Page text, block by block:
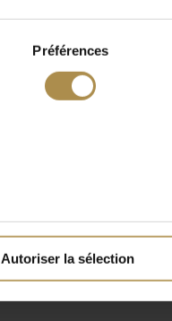
Préférences
Autoriser la sélection